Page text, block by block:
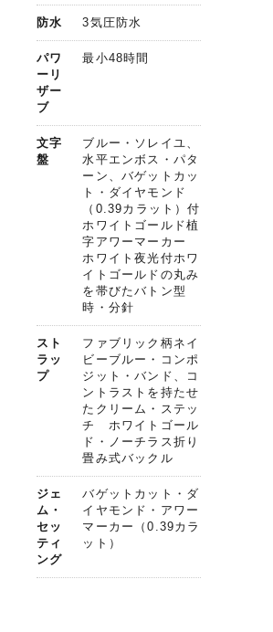
防水 3気圧防水
パワ
ーリ
ザー
ブ
最小48時間
文字
盤
ブルー・ソレイユ、
水平エンボス・パタ
ーン、バゲットカッ
ト・ダイヤモンド
（0.39カラット）付
ホワイトゴールド植
字アワーマーカー
ホワイト夜光付ホワ
イトゴールドの丸み
を帯びたバトン型
時・分針
スト
ラッ
プ
ファブリック柄ネイ
ビーブルー・コンポ
ジット・バンド、コ
ントラストを持たせ
たクリーム・ステッ
チ ホワイトゴール
ド・ノーチラス折り
畳み式バックル
ジェ
ム・
セッ
ティ
ング
バゲットカット・ダ
イヤモンド・アワー
マーカー（0.39カラ
ット）